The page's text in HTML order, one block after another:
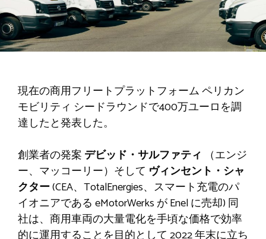
現在の商用フリートプラットフォームペリカン
モビリティ シードラウンドで400万ユーロを調
達したと発表した。
創業者の発案 デビッド・サルファティ （エンジ
ー、マッコーリー）そして ヴィンセント・シャ
クター(CEA、TotalEnergies、スマート充電のパ
イオニアである eMotorWerks が Enel に売却) 同
社は、商用車両の大量電化を手頃な価格で効率
的に運用することを目的として 2022 年末に立ち